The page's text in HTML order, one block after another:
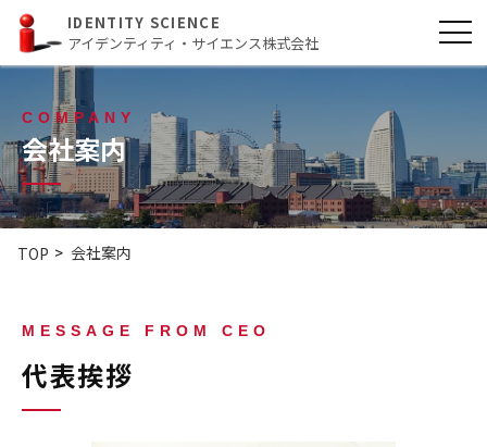
IDENTITY SCIENCE
アイデンティティ・サイエンス株式会社
COMPANY
会社案内
TOP 会社案内
MESSAGE FROM CEO
代表挨拶